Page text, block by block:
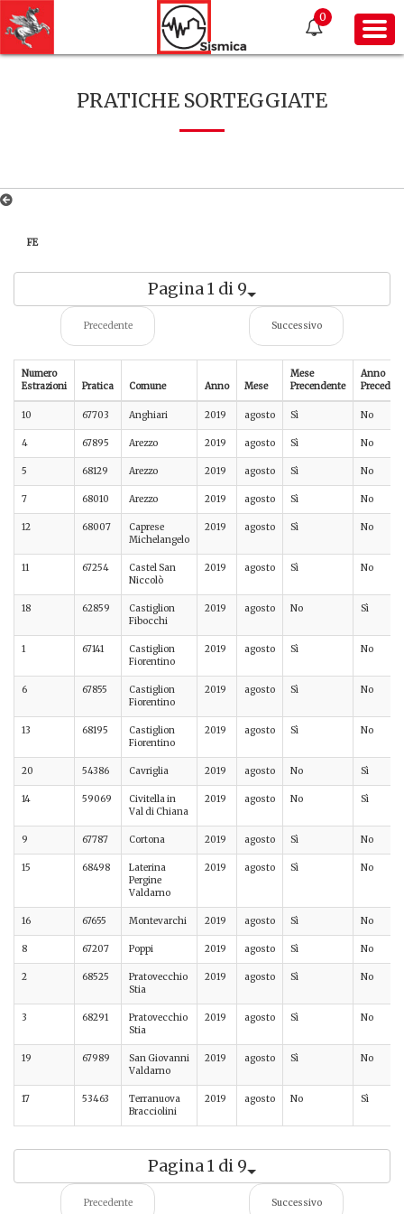
0
PRATICHE SORTEGGIATE
FE
Pagina 1 di 9
Precedente Successivo
Numero
Estrazioni
Pratica Comune Anno Mese
Mese
Precendente
Anno
10 67703 Anghiari 2019 agosto Sì No
4 67895 Arezzo 2019 agosto Sì No
5 68129 Arezzo 2019 agosto Sì No
7 68010 Arezzo 2019 agosto Sì No
12 68007
Caprese
Michelangelo
2019 agosto Sì No
11 67254
Castel San
Niccolò
2019 agosto Sì No
18 62859
Castiglion
Fibocchi
2019 agosto No Sì
1 67141
Castiglion
Fiorentino
2019 agosto Sì No
6 67855
Castiglion
Fiorentino
2019 agosto Sì No
13 68195
Castiglion
Fiorentino
2019 agosto Sì No
20 54386 Cavriglia 2019 agosto No Sì
14 59069
Civitella in
Val di Chiana
2019 agosto No Sì
9 67787 Cortona 2019 agosto Sì No
15 68498
Laterina
Pergine
Valdarno
2019 agosto Sì No
16 67655 Montevarchi 2019 agosto Sì No
8 67207 Poppi 2019 agosto Sì No
2 68525
Pratovecchio
Stia
2019 agosto Sì No
3 68291
Pratovecchio
Stia
2019 agosto Sì No
19 67989
San Giovanni
Valdarno
2019 agosto Sì No
17 53463
Terranuova
Bracciolini
2019 agosto No Sì
Pagina 1 di 9
Precedente Successivo